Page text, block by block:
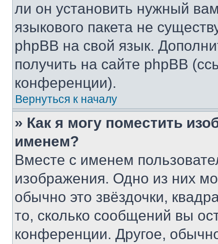
ли он установить нужный
языкового пакета не
phpBB на свой язык.
получить на сайте phpBB
конференции).
Вернуться к началу
» Как я могу поместить
именем?
Вместе с именем
изображения. Одно из них
обычно это звёздочки,
то, сколько сообщений вы
конференции. Другое,